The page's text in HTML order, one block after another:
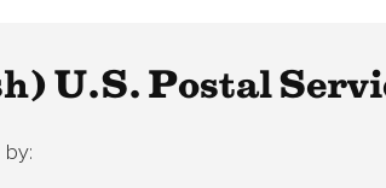
U.S. Postal
by: